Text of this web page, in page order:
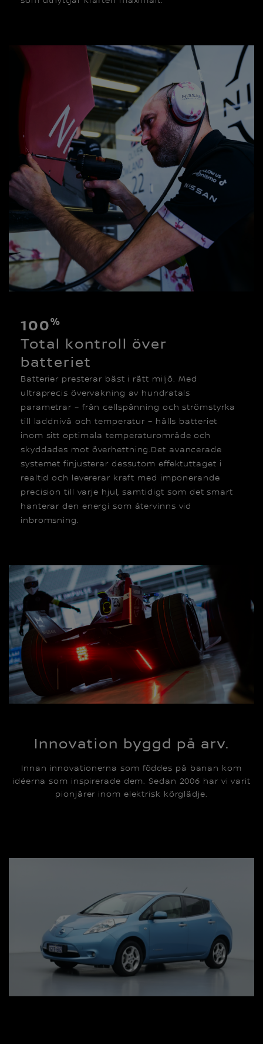
100%
Total kontroll över
batteriet
Batterier presterar bäst i rätt miljö. Med
ultraprecis övervakning av hundratals
parametrar – från cellspänning och strömstyrka
till laddnivå och temperatur – hålls batteriet
inom sitt optimala temperaturområde och
skyddades mot överhettning.Det avancerade
systemet finjusterar dessutom effektuttaget i
realtid och levererar kraft med imponerande
precision till varje hjul, samtidigt som det smart
hanterar den energi som återvinns vid
inbromsning.
Innovation byggd på arv.
Innan innovationerna som föddes på banan kom
idéerna som inspirerade dem. Sedan 2006 har vi varit
pionjärer inom elektrisk körglädje.